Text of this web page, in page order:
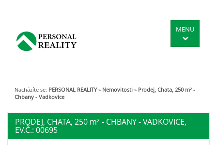
MENU
Nacházíte se: PERSONAL REALITY » Nemovitosti » Prodej, Chata, 250 m² -
Chbany - Vadkovice
PRODEJ, CHATA, 250 m²- CHBANY - VADKOVICE,
EV.Č.: 00695